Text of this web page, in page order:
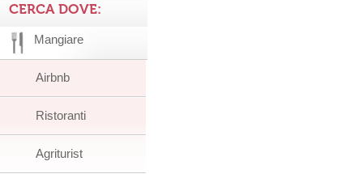
CERCA DOVE:
Mangiare
Airbnb
Ristoranti
Agriturist